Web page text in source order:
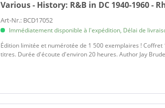
Various - History: R&B in DC 1940-1960 -
Art-Nr.: BCD17052
Immédiatement disponible à l'expédition, Délai de
Édition limitée et numérotée de 1 500 exemplaires !
titres. Durée d'écoute d'environ 20 heures. Author Jay